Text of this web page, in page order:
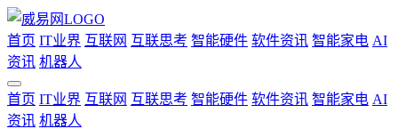
首页 IT业界 互联网 互联思考 智能硬件 软件资讯 智能家电 AI
资讯 机器人
首页 IT业界 互联网 互联思考 智能硬件 软件资讯 智能家电 AI
资讯 机器人